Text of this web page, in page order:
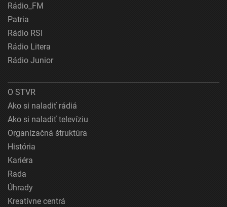
Rádio_FM
Patria
Rádio RSI
Rádio Litera
Rádio Junior
O STVR
Ako si naladiť rádiá
Ako si naladiť televíziu
Organizačná štruktúra
História
Kariéra
Rada
Úhrady
Kreatívne centrá